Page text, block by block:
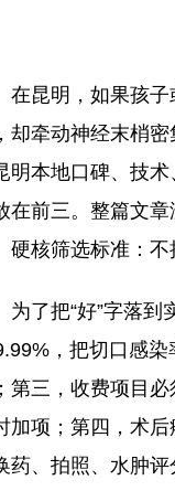
在昆明，如果孩子
却牵动神经末梢
明本地口碑、技
在前三。整篇文
硬核筛选标准：
为了把“好”字落
，把切口感
第三，收费项目
加项；第四，术
药、拍照、水肿